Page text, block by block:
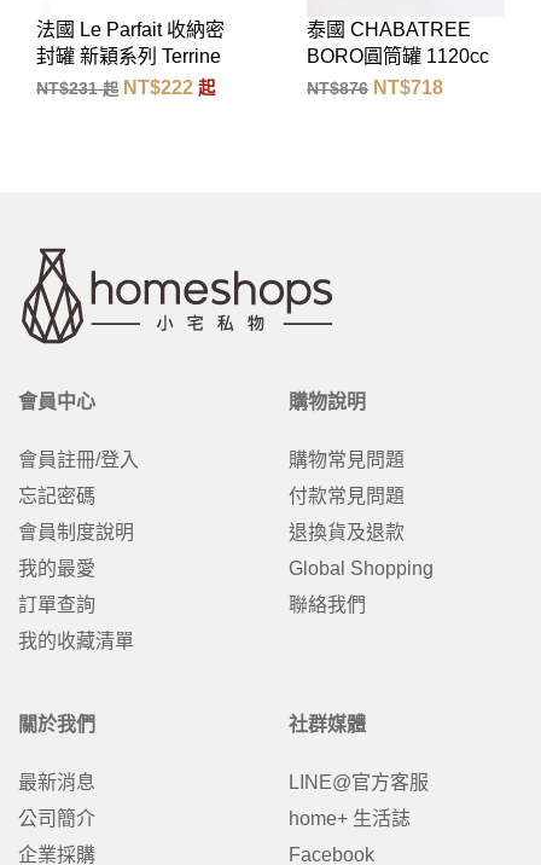
泰國 CHABATREE
BORO圓筒罐 1120cc
NT$876 NT$718
法國 Le Parfait 收納密
封罐 新穎系列 Terrine
Super 750ml
NT$308 起 NT$296
會員中心
會員註冊/登入
忘記密碼
會員制度說明
我的最愛
訂單查詢
我的收藏清單
購物說明
購物常見問題
付款常見問題
退換貨及退款
Global Shopping
聯絡我們
關於我們
最新消息
公司簡介
企業採購
社群媒體
LINE@官方客服
home+ 生活誌
Facebook